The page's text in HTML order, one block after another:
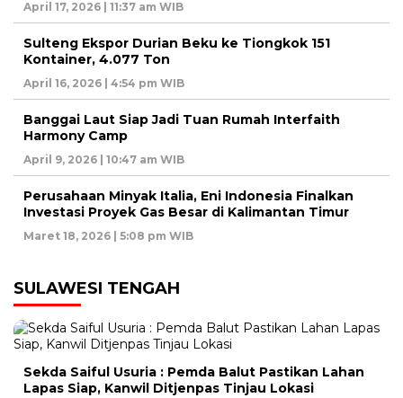
April 17, 2026 | 11:37 am WIB
Sulteng Ekspor Durian Beku ke Tiongkok 151
Kontainer, 4.077 Ton
April 16, 2026 | 4:54 pm WIB
Banggai Laut Siap Jadi Tuan Rumah Interfaith
Harmony Camp
April 9, 2026 | 10:47 am WIB
Perusahaan Minyak Italia, Eni Indonesia Finalkan
Investasi Proyek Gas Besar di Kalimantan Timur
Maret 18, 2026 | 5:08 pm WIB
SULAWESI TENGAH
Sekda Saiful Usuria : Pemda Balut Pastikan Lahan
Lapas Siap, Kanwil Ditjenpas Tinjau Lokasi